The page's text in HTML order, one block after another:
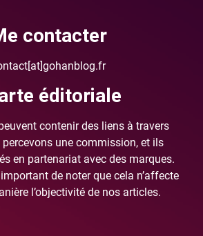
contacter
éditoriale
contenir des liens à travers
percevons une commission, et ils
en partenariat avec des marques.
de noter que cela n’affecte
l’objectivité de nos articles.